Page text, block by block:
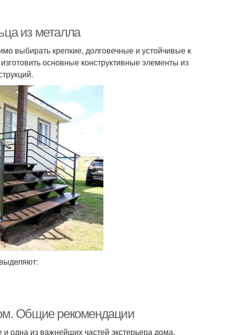
из металла
выбирать крепкие, долговечные и устойчивые к
основные конструктивные элементы из
Общие рекомендации
одна из важнейших частей экстерьера дома.